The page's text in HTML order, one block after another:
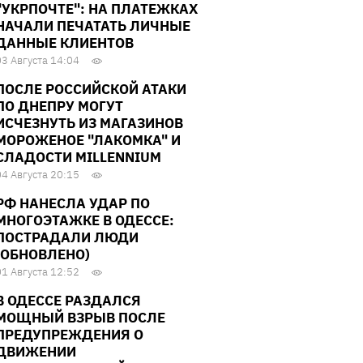
НА ПЛАТЕЖКАХ
ПЕЧАТАТЬ ЛИЧНЫЕ
КЛИЕНТОВ
Августа 14:04
РОССИЙСКОЙ АТАКИ
ДНЕПРУ МОГУТ
ИЗ МАГАЗИНОВ
"ЛАКОМКА" И
MILLENNIUM
Августа 20:15
НАНЕСЛА УДАР ПО
В ОДЕССЕ:
ЛЮДИ
Августа 12:52
ОДЕССЕ РАЗДАЛСЯ
ВЗРЫВ ПОСЛЕ
О